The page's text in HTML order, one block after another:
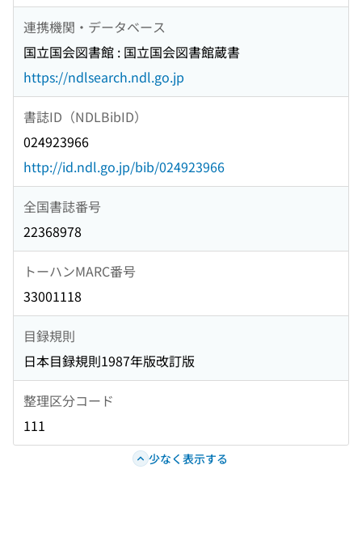
連携機関・データベース
国立国会図書館 : 国立国会図書館蔵書
https://ndlsearch.ndl.go.jp
書誌ID（NDLBibID）
024923966
http://id.ndl.go.jp/bib/024923966
全国書誌番号
22368978
トーハンMARC番号
33001118
目録規則
日本目録規則1987年版改訂版
整理区分コード
111
少なく表示する